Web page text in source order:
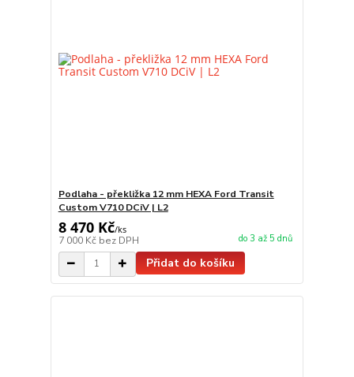
Podlaha - překližka 12 mm HEXA Ford Transit
Custom V710 DCiV | L2
8 470 Kč/ks
7 000 Kč bez DPH do 3 až 5 dnů
Přidat do košíku